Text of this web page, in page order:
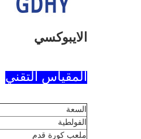
الايبوكسي
المقياس التقني
السعة
الفولطية
ملعب كورة قدم